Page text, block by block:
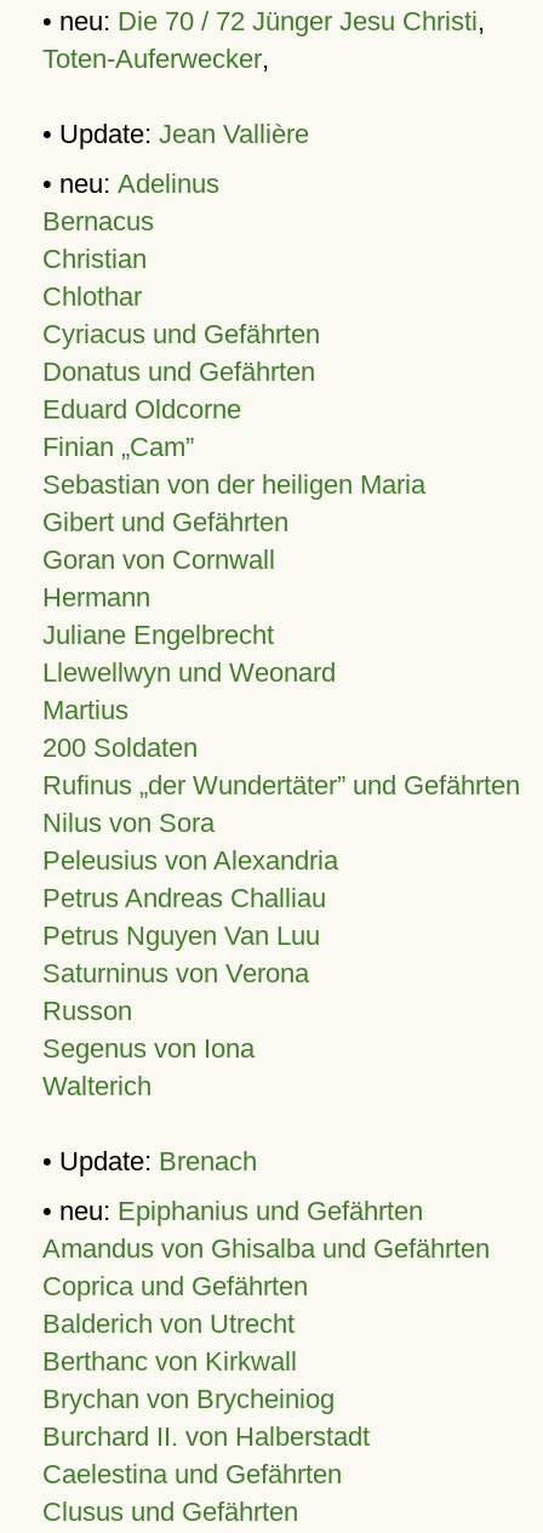
• neu: Die 70 / 72 Jünger Jesu Christi,
Toten-Auferwecker,
• Update: Jean Vallière
• neu: Adelinus
Bernacus
Christian
Chlothar
Cyriacus und Gefährten
Donatus und Gefährten
Eduard Oldcorne
Finian Cam
Sebastian von der heiligen Maria
Gibert und Gefährten
Goran von Cornwall
Hermann
Juliane Engelbrecht
Llewellwyn und Weonard
Martius
200 Soldaten
Rufinus „der Wundertäter” und Gefährten
Nilus von Sora
Peleusius von Alexandria
Petrus Andreas Challiau
Petrus Nguyen Van Luu
Saturninus von Verona
Russon
Segenus von Iona
Walterich
• Update: Brenach
• neu: Epiphanius und Gefährten
Amandus von Ghisalba und Gefährten
Coprica und Gefährten
Balderich von Utrecht
Berthanc von Kirkwall
Brychan von Brycheiniog
Burchard II. von Halberstadt
Caelestina und Gefährten
Clusus und Gefährten